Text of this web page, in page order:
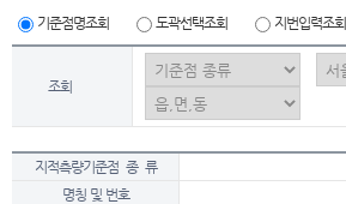
기준점명조회 도곽선택조회 지번입력조회
조회
지적측량기준점 종 류
명칭 및 번호